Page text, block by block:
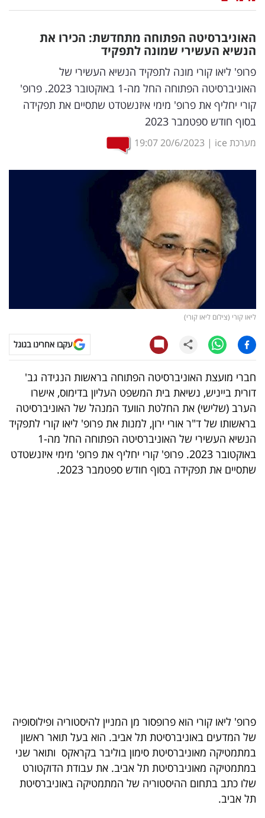
דיגיטל
וטק
שיווק
ופרסום
משפט
מדדים
ומחקרים
דעות
רכילות
עסקית
ויראלי
טלוויזיה
עסקי
ספורט
קריירה
ולימודים
מינויים
הכלכלי
פודקאסט
40
UNDER
40
האוניברסיטה הפתוחה מתחדשת: הכירו את
הנשיא העשירי שמונה לתפקיד
פרופ' ליאו קורי מונה לתפקיד הנשיא העשירי של
האוניברסיטה הפתוחה החל מה-1 באוקטובר 2023. פרופ'
קורי יחליף את פרופ' מימי איזנשטדט שתסיים את תפקידה
בסוף חודש ספטמבר 2023
מערכת ice |
20/6/2023
19:07
ליאו קורי (צילום ליאו קורי)
עקבו אחרינו בגוגל
חברי מועצת האוניברסיטה הפתוחה בראשות הנגידה גב'
דורית בייניש, נשיאת בית המשפט העליון בדימוס, אישרו
הערב (שלישי) את החלטת הוועד המנהל של האוניברסיטה
בראשותו של ד"ר אורי ירון, למנות את פרופ' ליאו קורי לתפקיד
הנשיא העשירי של האוניברסיטה הפתוחה החל מה-1
באוקטובר 2023. פרופ' קורי יחליף את פרופ' מימי איזנשטדט
שתסיים את תפקידה בסוף חודש ספטמבר 2023.
פרופ' ליאו קורי הוא פרופסור מן המניין להיסטוריה ופילוסופיה
של המדעים באוניברסיטת תל אביב. הוא בעל תואר ראשון
במתמטיקה מאוניברסיטת סימון בוליבר בקראקס ותואר שני
במתמטיקה מאוניברסיטת תל אביב. את עבודת הדוקטורט
שלו כתב בתחום ההיסטוריה של המתמטיקה באוניברסיטת
תל אביב.